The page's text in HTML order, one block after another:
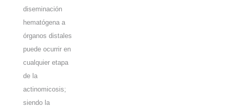
diseminación
hematógena a
órganos distales
puede ocurrir en
cualquier etapa
de la
actinomicosis;
siendo la